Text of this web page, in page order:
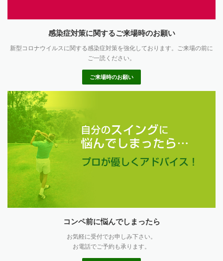
感染症対策に関するご来場時のお願い
新型コロナウイルスに関する感染症対策を強化しております。ご来場の前に
ご一読ください。
ご来場時のお願い
コンペ前に悩んでしまったら
お気軽に受付でお申しみ下さい。
お電話でご予約も承ります。